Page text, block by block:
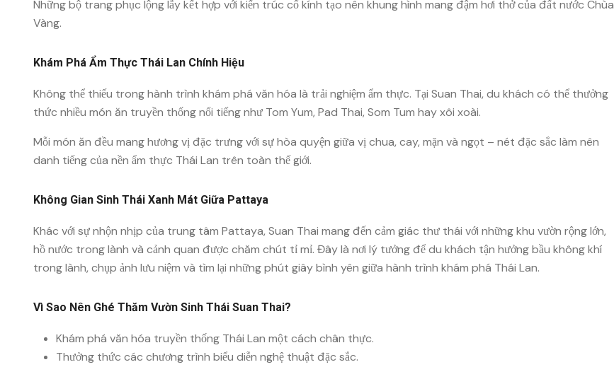
Những bộ trang phục lộng lẫy kết hợp với kiến trúc cổ kính tạo nên khung hình mang đậm hơi thở của đất nước Chùa
Vàng.
Khám Phá Ẩm Thực Thái Lan Chính Hiệu
Không thể thiếu trong hành trình khám phá văn hóa là trải nghiệm ẩm thực. Tại Suan Thai, du khách có thể thưởng
thức nhiều món ăn truyền thống nổi tiếng như Tom Yum, Pad Thai, Som Tum hay xôi xoài.
Mỗi món ăn đều mang hương vị đặc trưng với sự hòa quyện giữa vị chua, cay, mặn và ngọt – nét đặc sắc làm nên
danh tiếng của nền ẩm thực Thái Lan trên toàn thế giới.
Không Gian Sinh Thái Xanh Mát Giữa Pattaya
Khác với sự nhộn nhịp của trung tâm Pattaya, Suan Thai mang đến cảm giác thư thái với những khu vườn rộng lớn,
hồ nước trong lành và cảnh quan được chăm chút tỉ mỉ. Đây là nơi lý tưởng để du khách tận hưởng bầu không khí
trong lành, chụp ảnh lưu niệm và tìm lại những phút giây bình yên giữa hành trình khám phá Thái Lan.
Vì Sao Nên Ghé Thăm Vườn Sinh Thái Suan Thai?
Khám phá văn hóa truyền thống Thái Lan một cách chân thực.
Thưởng thức các chương trình biểu diễn nghệ thuật đặc sắc.